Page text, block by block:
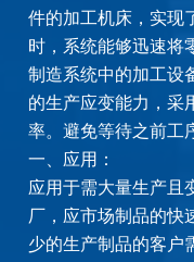
件的加工机床，实现
时，系统能够迅速将
制造系统中的加工设
的生产应变能力，采
率。避免等待之前工
一、应用：
应用于需大量生产且
厂，应市场制品的快
少的生产制品的客户